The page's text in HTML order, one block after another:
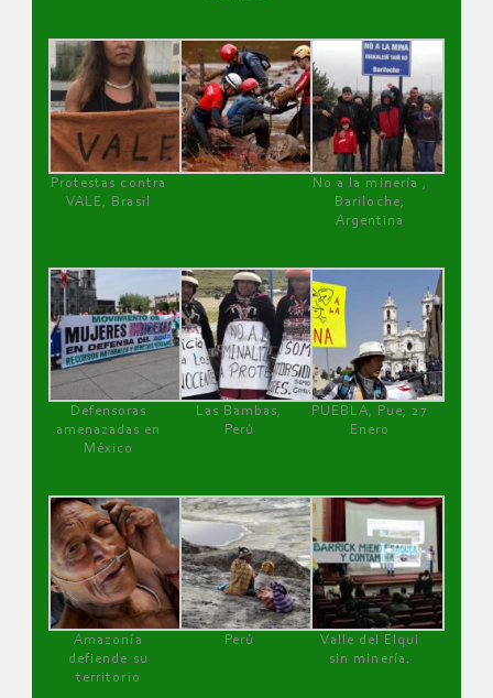
Protestas contra
VALE, Brasil
No a la minería ,
Bariloche,
Argentina
Defensoras
amenazadas en
México
Las Bambas,
Perú
PUEBLA, Pue, 27
Enero
Amazonía
defiende su
territorio
Perú
Valle del Elqui
sin minería.